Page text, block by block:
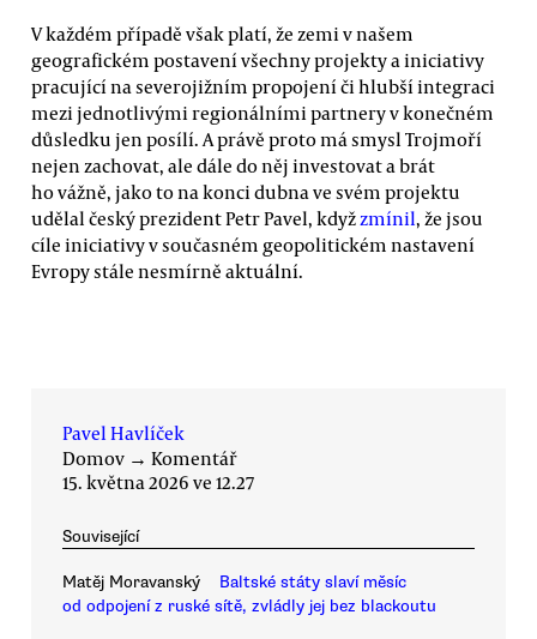
V každém případě však platí, že zemi v našem
geografickém postavení všechny projekty a iniciativy
pracující na severojižním propojení či hlubší integraci
mezi jednotlivými regionálními partnery v konečném
důsledku jen posílí. A právě proto má smysl Trojmoří
nejen zachovat, ale dále do něj investovat a brát
ho vážně, jako to na konci dubna ve svém projektu
udělal český prezident Petr Pavel, kdyžzmínil, že jsou
cíle iniciativy v současném geopolitickém nastavení
Evropy stále nesmírně aktuální.
Pavel Havlíček
Domov → Komentář
15. května 2026 ve 12.27
Související
Matěj Moravanský
Baltské státy slaví měsíc
od odpojení z ruské sítě, zvládly jej bez blackoutu